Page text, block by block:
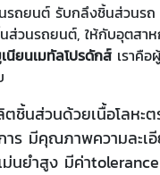
รถยนต์ รับกลึงชิ้นส่วนร
ส่วนรถยนต์, ให้กับอุตสา
นียนเมทัลโปรดักส์ เราคื
ชิ้นส่วนด้วยเนื้อโลหะ
าร มีคุณภาพความละเ
ม่นยำสูง มีค่า